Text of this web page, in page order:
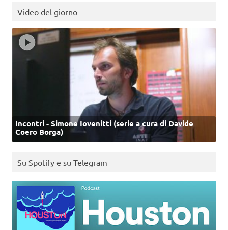
Video del giorno
Incontri - Simone Iovenitti (serie a cura di Davide
Coero Borga)
Su Spotify e su Telegram